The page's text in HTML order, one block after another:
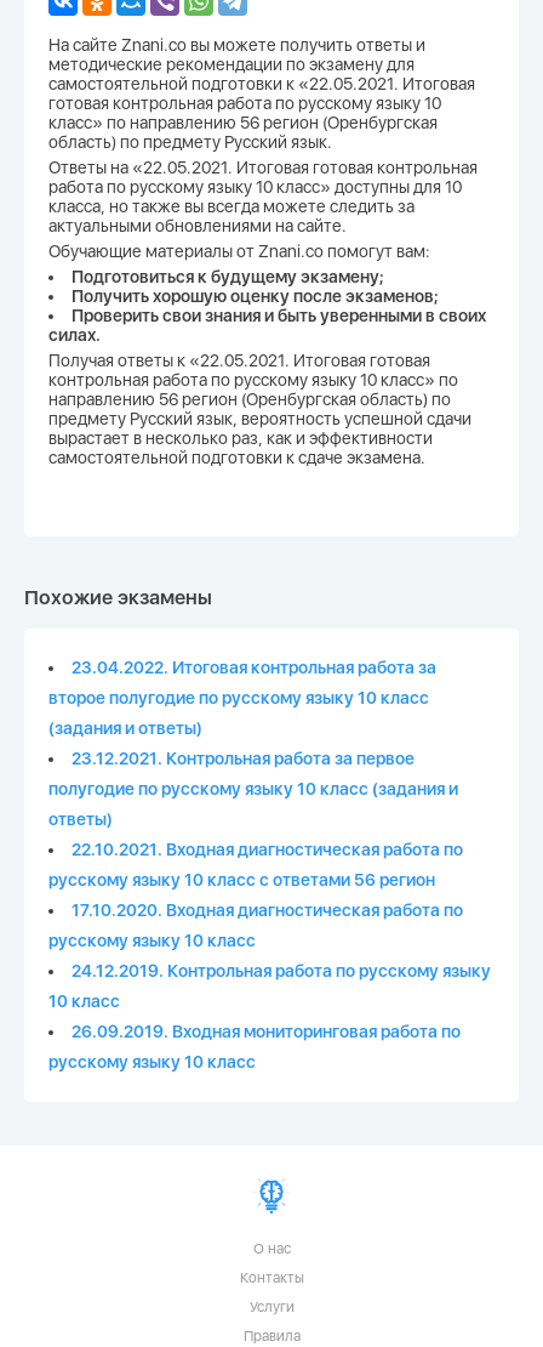
На сайте Znani.co вы можете получить ответы и
методические рекомендации по экзамену для
самостоятельной подготовки к «22.05.2021. Итоговая
готовая контрольная работа по русскому языку 10
класс» по направлению 56 регион (Оренбургская
область) по предмету Русский язык.
Ответы на «22.05.2021. Итоговая готовая контрольная
работа по русскому языку 10 класс» доступны для 10
класса, но также вы всегда можете следить за
актуальными обновлениями на сайте.
Обучающие материалы от Znani.co помогут вам:
Подготовиться к будущему экзамену;
Получить хорошую оценку после экзаменов;
Проверить свои знания и быть уверенными в своих
силах.
Получая ответы к «22.05.2021. Итоговая готовая
контрольная работа по русскому языку 10 класс» по
направлению 56 регион (Оренбургская область) по
предмету Русский язык, вероятность успешной сдачи
вырастает в несколько раз, как и эффективности
самостоятельной подготовки к сдаче экзамена.
Похожие экзамены
23.04.2022. Итоговая контрольная работа за
второе полугодие по русскому языку 10 класс
(задания и ответы)
23.12.2021. Контрольная работа за первое
полугодие по русскому языку 10 класс (задания и
ответы)
22.10.2021. Входная диагностическая работа по
русскому языку 10 класс с ответами 56 регион
17.10.2020. Входная диагностическая работа по
русскому языку 10 класс
24.12.2019. Контрольная работа по русскому языку
10 класс
26.09.2019. Входная мониторинговая работа по
русскому языку 10 класс
О нас
Контакты
Услуги
Правила